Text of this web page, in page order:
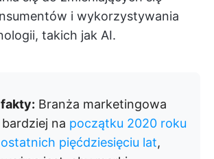
i wykorzystywania
takich jak AI.
Branża marketingowa
bardziej na początku 2020 roku
pięćdziesięciu lat,